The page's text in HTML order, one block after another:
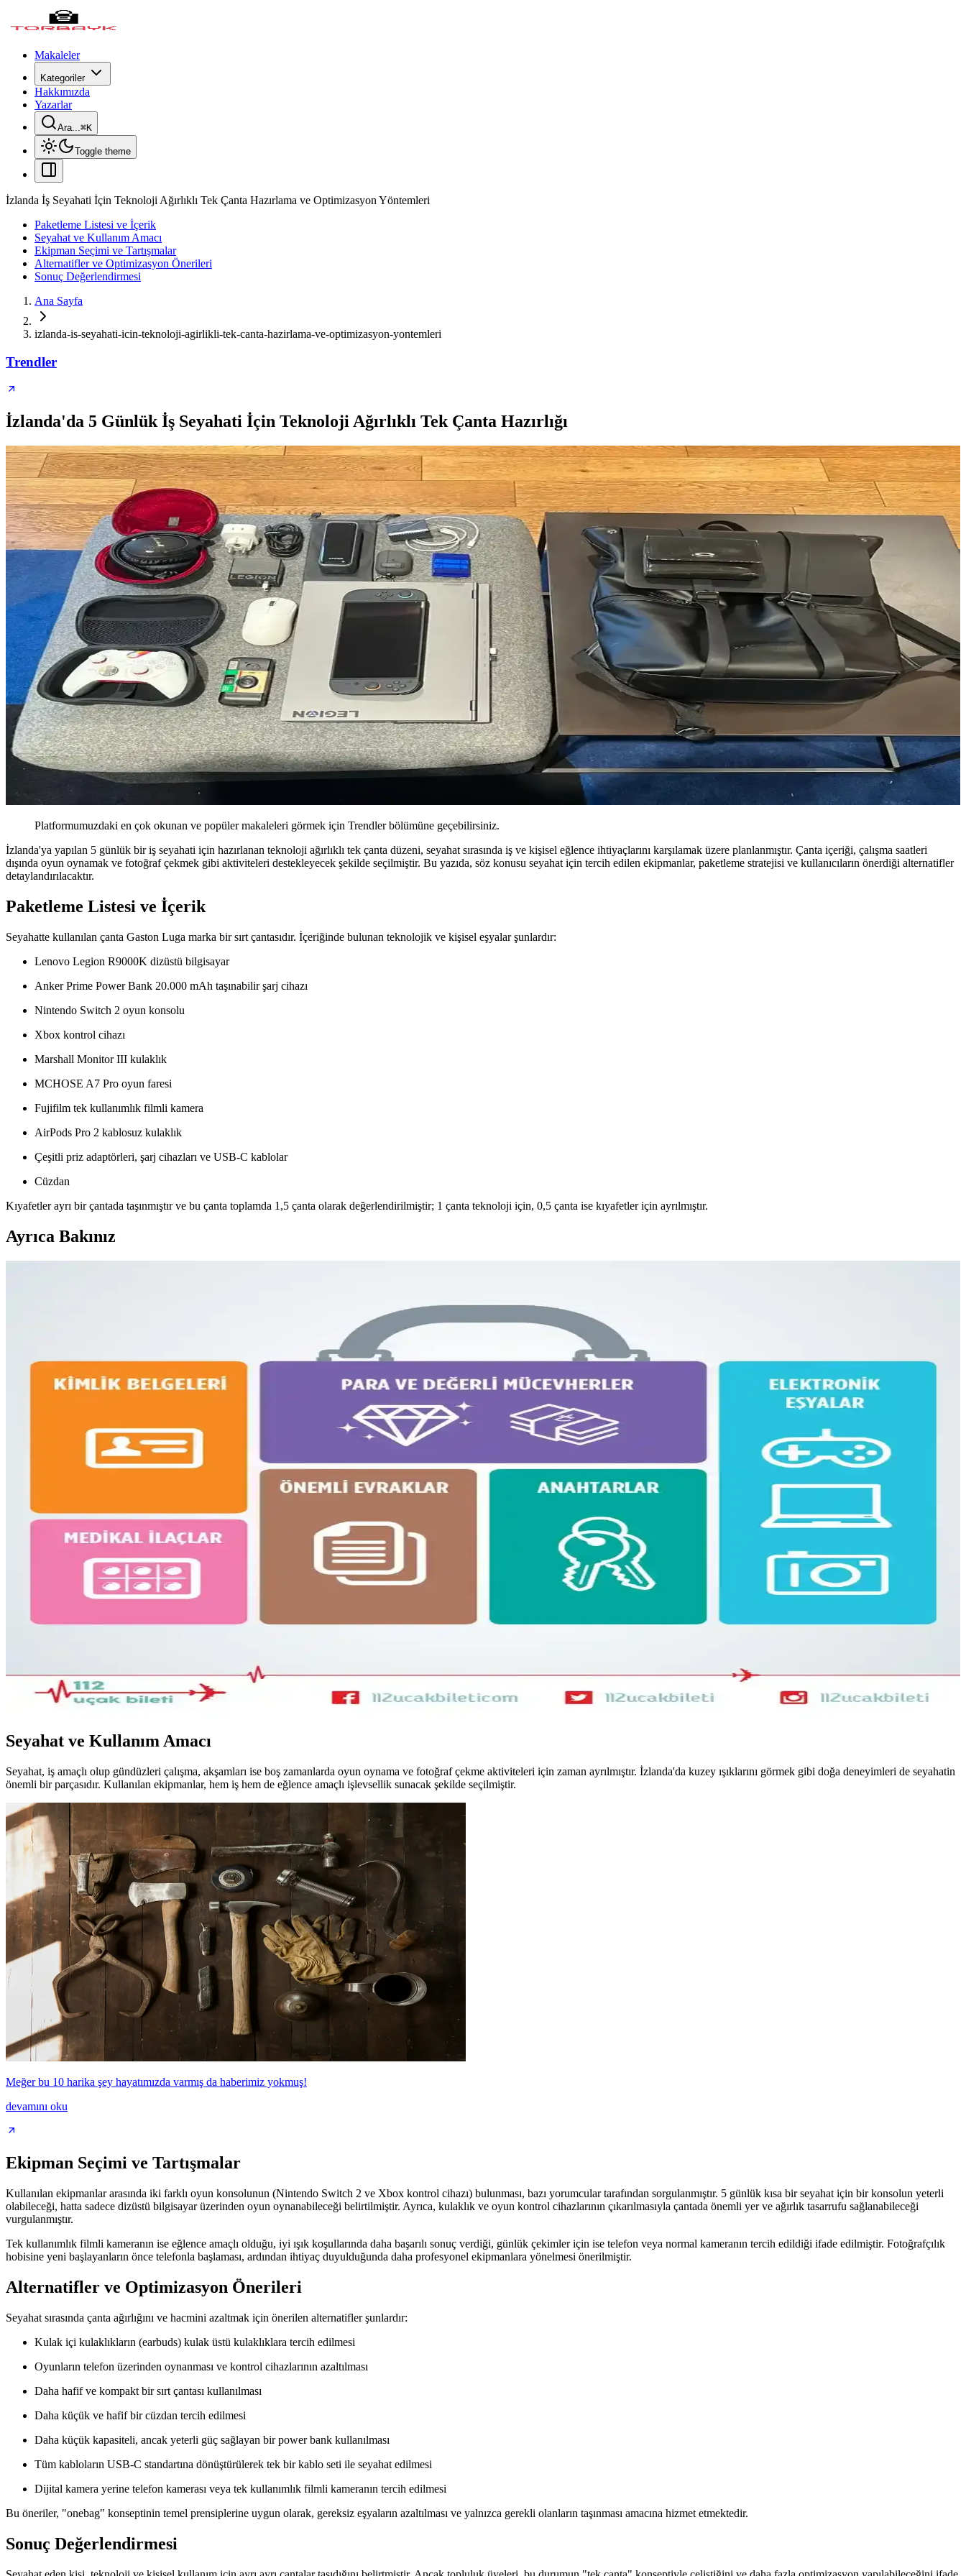
Makaleler
Kategoriler
Hakkımızda
Yazarlar
Ara...⌘K
Toggle theme
İzlanda İş Seyahati İçin Teknoloji Ağırlıklı Tek Çanta Hazırlama ve Optimizasyon Yöntemleri
Paketleme Listesi ve İçerik
Seyahat ve Kullanım Amacı
Ekipman Seçimi ve Tartışmalar
Alternatifler ve Optimizasyon Önerileri
Sonuç Değerlendirmesi
Ana Sayfa
izlanda-is-seyahati-icin-teknoloji-agirlikli-tek-canta-hazirlama-ve-optimizasyon-yontemleri
Trendler
İzlanda'da 5 Günlük İş Seyahati İçin Teknoloji Ağırlıklı Tek Çanta Hazırlığı
Platformumuzdaki en çok okunan ve popüler makaleleri görmek için Trendler bölümüne geçebilirsiniz.
İzlanda'ya yapılan 5 günlük bir iş seyahati için hazırlanan teknoloji ağırlıklı tek çanta düzeni, seyahat sırasında iş ve kişisel eğlence ihtiyaçlarını karşılamak üzere planlanmıştır. Çanta içeriği, çalışma saatleri
dışında oyun oynamak ve fotoğraf çekmek gibi aktiviteleri destekleyecek şekilde seçilmiştir. Bu yazıda, söz konusu seyahat için tercih edilen ekipmanlar, paketleme stratejisi ve kullanıcıların önerdiği alternatifler
detaylandırılacaktır.
Paketleme Listesi ve İçerik
Seyahatte kullanılan çanta Gaston Luga marka bir sırt çantasıdır. İçeriğinde bulunan teknolojik ve kişisel eşyalar şunlardır:
Lenovo Legion R9000K dizüstü bilgisayar
Anker Prime Power Bank 20.000 mAh taşınabilir şarj cihazı
Nintendo Switch 2 oyun konsolu
Xbox kontrol cihazı
Marshall Monitor III kulaklık
MCHOSE A7 Pro oyun faresi
Fujifilm tek kullanımlık filmli kamera
AirPods Pro 2 kablosuz kulaklık
Çeşitli priz adaptörleri, şarj cihazları ve USB-C kablolar
Cüzdan
Kıyafetler ayrı bir çantada taşınmıştır ve bu çanta toplamda 1,5 çanta olarak değerlendirilmiştir; 1 çanta teknoloji için, 0,5 çanta ise kıyafetler için ayrılmıştır.
Ayrıca Bakınız
Fyro Levo 30L sırt çantası, iş seyahatlerinde tek çanta konseptiyle pratik paketleme ve taşınabilirlik sunar. Elektronik cihazlar, kıyafetler ve kişisel eşyalar düzenli şekilde taşınabilir.
Dooney & Bourke Janine Çantası: Dayanıklı Deri Tasarımı ve Piyasa Değeri Analizi
Dooney & Bourke Janine çantası, dayanıklı deri yapısı ve şık tasarımıyla günlük kullanım ve seyahat için ideal. İkinci el piyasasında uygun fiyatlı, manevi değeri yüksek bir seçenek sunar.
Çoklu Sırt Çantası Koleksiyonu ve Onebag Seyahat Konseptinde Kullanım İncelemesi
Çeşitli sırt çantalarının kullanım alanları, özellikleri ve onebag seyahat konseptindeki rolleri incelenerek, ideal çanta seçimi ve fonksiyonellik dengesi üzerine kapsamlı bilgiler sunulmaktadır.
16 Litrelik Kanken Sırt Çantasıyla 4 Gün 4 Gece Minimalist Seyahat Planlama
16 litrelik Kanken sırt çantasıyla 4 gün 4 gece minimalist seyahat için teknoloji, kişisel bakım ve giysi eşyalarının düzenli ve hafif paketlenmesi anlatılıyor. Beden ve ihtiyaçlara göre esneklik vurgulanıyor.
Fjällräven Kånken 16L ile 15 Günlük Yaz Seyahatinde Hafif ve Verimli Paketleme
Fjällräven Kånken 16L sırt çantasıyla 15 günlük yaz seyahati için hafif ve düzenli paketleme yöntemleri, ergonomik özellikler ve seyahat deneyimleri detaylandırılıyor.
Gossamer Gear Vagabond Jet: Hafif ve Fonksiyonel OneBag Seyahat Çantası İncelemesi
Gossamer Gear Vagabond Jet, hafifliği ve koruyucu laptop bölmesiyle 3-7 günlük seyahatler için ideal. Şehir içi ve doğa yürüyüşlerinde pratik kullanım sunar, ancak yağmurda ek önlem gerekebilir.
Bolivya Seyahati İçin Çok İklim Koşullarına Uygun Hafif Sırt Çantası ve Kıyafet Seçimi
22.5L ve Kişisel Eşya ile Seyahat veya Tek 30L Sırt Çantası Tercihi: Hava Yolu Kısıtlamaları ve Konfor
Seyahatlerde 22.5L sırt çantası ve kişisel eşya kombinasyonu ile tek 28-30L sırt çantası arasındaki avantajlar, hava yolu kısıtlamaları ve taşıma konforu açısından karşılaştırılıyor.
Seyahat ve Kullanım Amacı
Seyahat, iş amaçlı olup gündüzleri çalışma, akşamları ise boş zamanlarda oyun oynama ve fotoğraf çekme aktiviteleri için zaman ayrılmıştır. İzlanda'da kuzey ışıklarını görmek gibi doğa deneyimleri de seyahatin
önemli bir parçasıdır. Kullanılan ekipmanlar, hem iş hem de eğlence amaçlı işlevsellik sunacak şekilde seçilmiştir.
Meğer bu 10 harika şey hayatımızda varmış da haberimiz yokmuş!
devamını oku
Ekipman Seçimi ve Tartışmalar
Kullanılan ekipmanlar arasında iki farklı oyun konsolunun (Nintendo Switch 2 ve Xbox kontrol cihazı) bulunması, bazı yorumcular tarafından sorgulanmıştır. 5 günlük kısa bir seyahat için bir konsolun yeterli
olabileceği, hatta sadece dizüstü bilgisayar üzerinden oyun oynanabileceği belirtilmiştir. Ayrıca, kulaklık ve oyun kontrol cihazlarının çıkarılmasıyla çantada önemli yer ve ağırlık tasarrufu sağlanabileceği
vurgulanmıştır.
Tek kullanımlık filmli kameranın ise eğlence amaçlı olduğu, iyi ışık koşullarında daha başarılı sonuç verdiği, günlük çekimler için ise telefon veya normal kameranın tercih edildiği ifade edilmiştir. Fotoğrafçılık
hobisine yeni başlayanların önce telefonla başlaması, ardından ihtiyaç duyulduğunda daha profesyonel ekipmanlara yönelmesi önerilmiştir.
Alternatifler ve Optimizasyon Önerileri
Seyahat sırasında çanta ağırlığını ve hacmini azaltmak için önerilen alternatifler şunlardır:
Kulak içi kulaklıkların (earbuds) kulak üstü kulaklıklara tercih edilmesi
Oyunların telefon üzerinden oynanması ve kontrol cihazlarının azaltılması
Daha hafif ve kompakt bir sırt çantası kullanılması
Daha küçük ve hafif bir cüzdan tercih edilmesi
Daha küçük kapasiteli, ancak yeterli güç sağlayan bir power bank kullanılması
Tüm kabloların USB-C standartına dönüştürülerek tek bir kablo seti ile seyahat edilmesi
Dijital kamera yerine telefon kamerası veya tek kullanımlık filmli kameranın tercih edilmesi
Bu öneriler, "onebag" konseptinin temel prensiplerine uygun olarak, gereksiz eşyaların azaltılması ve yalnızca gerekli olanların taşınması amacına hizmet etmektedir.
Sonuç Değerlendirmesi